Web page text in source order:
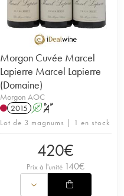
Morgon Cuvée Marcel
Lapierre Marcel Lapierre
(Domaine)
Morgon AOC
2015 A S
Lot de 3 magnums | 1 en stock
420€
Prix à l'unité 140€